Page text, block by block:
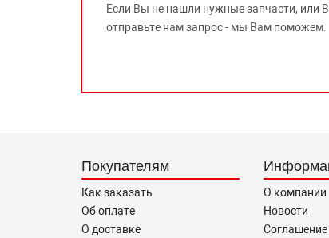
Если Вы не нашли нужные запчасти, или
отправьте нам запрос - мы Вам поможем.
Покупателям
Как заказать
Об оплате
О доставке
О компании
Новости
Соглашение